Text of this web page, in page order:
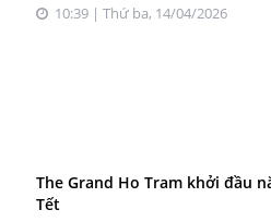
10:39 | Thứ ba, 14/04/2026
The Grand Ho Tram khởi đầu
Tết